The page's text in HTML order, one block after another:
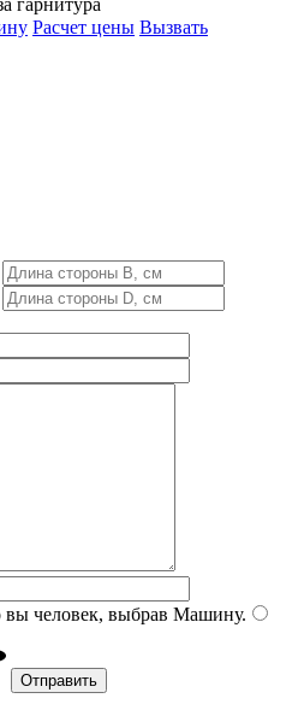
Расчет цены Вызвать
человек, выбрав Машину.